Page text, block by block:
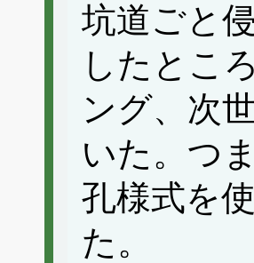
坑道ごと
したとこ
ング、次
いた。つ
孔様式を
た。